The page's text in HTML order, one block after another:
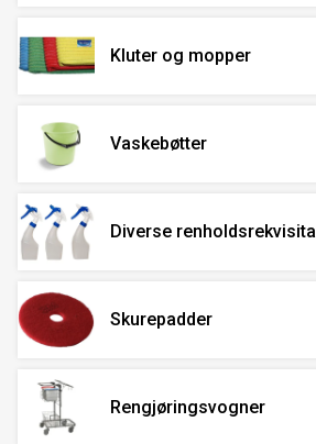
Kluter og mopper
Vaskebøtter
Diverse renholdsrekvisita
Skurepadder
Rengjøringsvogner